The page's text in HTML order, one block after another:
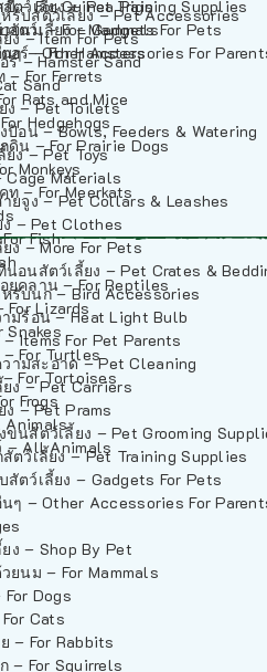
บสัตว์เลี้ยง – Pet Accessories
ง – Item For Pets
ร์ – Hamster Sand
Sand
ยง – Pet Toilets
ป้อน – Bowls, Feeders & Watering
ยง – Pet Toys
Cage Materials
ายจูง – Pet Collars & Leashes
ง – Pet Clothes
ง – More For Pets
อนสัตว์เลี้ยง – Pet Crates &
รับนก – Bird Accessories
มร้อน – Heat Light Bulb
Items For Pet Parents
มสะอาด – Pet Cleaning
ยง – Pet Carriers
ง – Pet Prams
นสัตว์เลี้ยง – Pet Grooming
ตว์เลี้ยง – Pet Training Supplies
สัตว์เลี้ยง – Gadgets For Pets
ๆ – Other Accessories For
ง – Shop By Pet
ยนม – For Mammals
Dogs
Cats
– For Rabbits
– For Squirrels
ตว์เลี้ยง – Pet Training Supplies
สัตว์เลี้ยง – Gadgets For Pets
ๆ – Other Accessories For
– For Guinea Pigs
ยนม – For Mammals
อร์ – For Hamsters
– For Ferrets
Rats and Mice
Hedgehogs
ดิน – For Prairie Dogs
Monkeys
ท – For Meerkats
Fish
ยคลาน – For Reptiles
For Lizards
Snakes
For Turtles
For Tortoises
Frogs
Animals
– All Animals